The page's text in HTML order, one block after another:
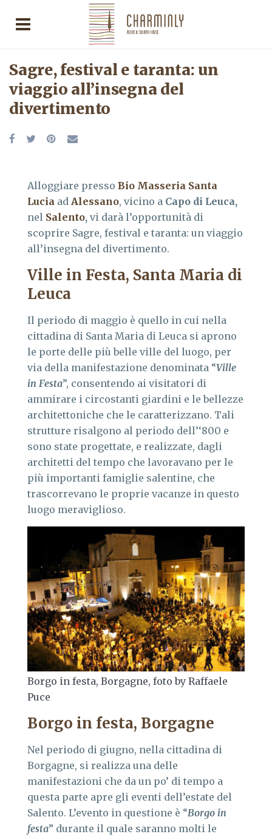
Sagre, festival e taranta: un
viaggio all’insegna del
divertimento
Alloggiare presso Bio Masseria Santa
Lucia ad Alessano, vicino a Capo di Leuca,
nel Salento, vi darà l’opportunità di
scoprire Sagre, festival e taranta: un viaggio
all’insegna del divertimento.
Ville in Festa, Santa Maria di
Leuca
Il periodo di maggio è quello in cui nella
cittadina di Santa Maria di Leuca si aprono
le porte delle più belle ville del luogo, per
via della manifestazione denominata “Ville
in Festa”, consentendo ai visitatori di
ammirare i circostanti giardini e le bellezze
architettoniche che le caratterizzano. Tali
strutture risalgono al periodo dell’‘800 e
sono state progettate, e realizzate, dagli
architetti del tempo che lavoravano per le
più importanti famiglie salentine, che
trascorrevano le proprie vacanze in questo
luogo meraviglioso.
Borgo in festa, Borgagne, foto by Raffaele
Puce
Borgo in festa, Borgagne
Nel periodo di giugno, nella cittadina di
Borgagne, si realizza una delle
manifestazioni che da un po’ di tempo a
questa parte apre gli eventi dell’estate del
Salento. L’evento in questione è “Borgo in
festa” durante il quale saranno molti le